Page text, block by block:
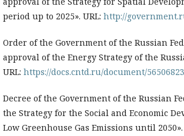
period up to 2025». URL: http://
Order of the Government of the Russian
approval of the Energy Strategy of the
URL: https://docs.cntd.ru/document/
Decree of the Government of the Russian
the Strategy for the Social and Economic
Low Greenhouse Gas Emissions until 2050».